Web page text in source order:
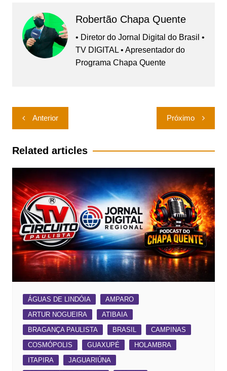
Robertão Chapa Quente
• Diretor do Jornal Digital do Brasil •
TV DIGITAL • Apresentador do
Programa Chapa Quente
Navegação
de
Post
Anterior Próximo
Related articles
ÁGUAS DE LINDÓIA
AMPARO
ARTUR NOGUEIRA
ATIBAIA
BRAGANÇA PAULISTA
BRASIL
CAMPINAS
COSMÓPOLIS
GUAXUPÉ
HOLAMBRA
ITAPIRA
JAGUARIÚNA